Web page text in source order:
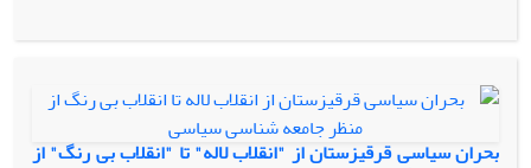
مانند ترتیبات نهادی، سیستم های نظارتی و پروتکل‌های اجرایی را
تدوین کرد تا میان کشورها لازم‌الاجرا شود؛ اما از آنجا که هنوز این
ساز و کارها و پروتکل‌های پیش بینی شده عملیاتی و لازم‌الاجرا
بحران سیاسی قرقیزستان از "انقلاب لاله" تا "انقلاب بی رنگ" از